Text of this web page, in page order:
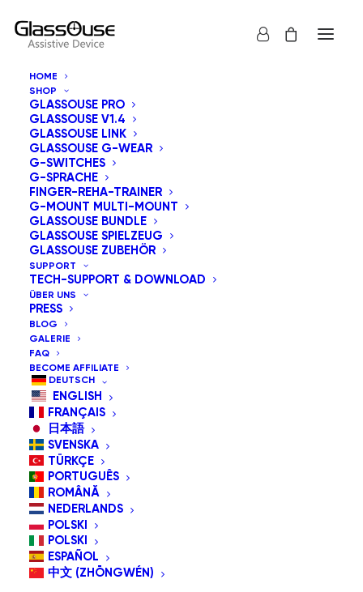
HOME
SHOP
GLASSOUSE PRO
GLASSOUSE V1.4
GLASSOUSE LINK
GLASSOUSE G-WEAR
G-SWITCHES
G-SPRACHE
FINGER-REHA-TRAINER
G-MOUNT MULTI-MOUNT
GLASSOUSE BUNDLE
GLASSOUSE SPIELZEUG
GLASSOUSE ZUBEHÖR
SUPPORT
TECH-SUPPORT & DOWNLOAD
ÜBER UNS
PRESS
BLOG
GALERIE
FAQ
BECOME AFFILIATE
DEUTSCH
ENGLISH
FRANÇAIS
日本語
SVENSKA
TÜRKÇE
PORTUGUÊS
ROMÂNĂ
NEDERLANDS
POLSKI
POLSKI
ESPAÑOL
中文 (ZHŌNGWÉN)
GLASSOUSE LINK